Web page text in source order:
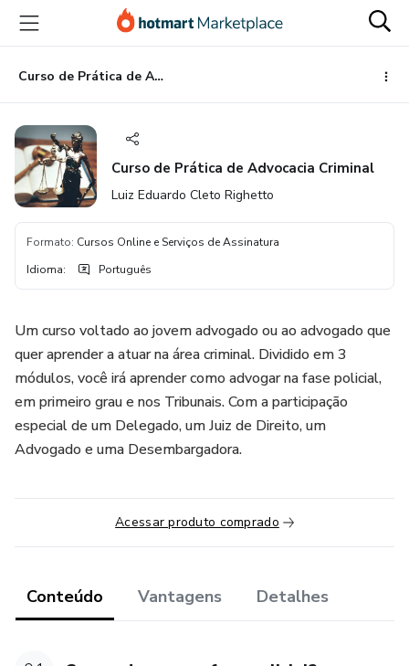
para
conteúdo
principal
para
pagamento
para
rodapé
Curso de Prática de Advocacia Criminal
Curso de Prática de Advocacia Criminal
Luiz Eduardo Cleto Righetto
Formato: Cursos Online e Serviços de Assinatura
Idioma: Português
Um curso voltado ao jovem advogado ou ao advogado que
quer aprender a atuar na área criminal. Dividido em 3
módulos, você irá aprender como advogar na fase policial,
em primeiro grau e nos Tribunais. Com a participação
especial de um Delegado, um Juiz de Direito, um
Advogado e uma Desembargadora.
Acessar produto comprado
Conteúdo Vantagens Detalhes